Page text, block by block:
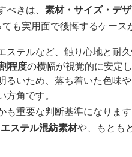
きは、 素材・サイズ・デ
も実用面で後悔するケース
ステルなど、触り心地と耐
程度の横幅が視覚的に安定
るいため、落ち着いた色味
角です。
重要な判断基準になります
ステル混紡素材や、もとも